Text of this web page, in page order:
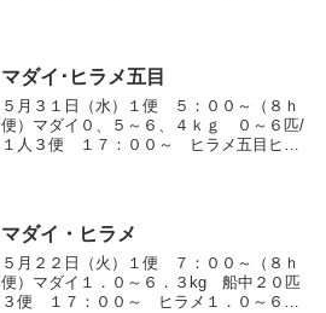
マダイ･ヒラメ五目
５月３１日（水）１便 ５：００～（８ｈ
便）マダイ０、５～６、４ｋｇ ０～６匹/
１人３便 １７：００～ ヒラメ五目ヒラ
マダイ・ヒラメ
５月２２日（火）１便 ７：００～（８ｈ
便）マダイ１．０～６．３kg 船中２０匹
３便 １７：００～ ヒラメ１．０～６．